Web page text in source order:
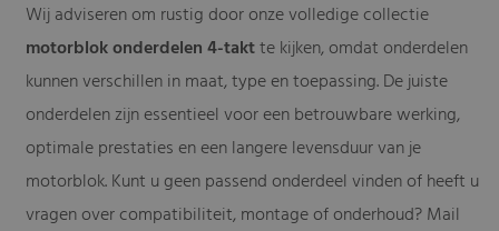
Wij adviseren om rustig door onze volledige collectie
motorblok onderdelen 4-taktte kijken, omdat onderdelen
kunnen verschillen in maat, type en toepassing. De juiste
onderdelen zijn essentieel voor een betrouwbare werking,
optimale prestaties en een langere levensduur van je
motorblok. Kunt u geen passend onderdeel vinden of heeft u
vragen over compatibiliteit, montage of onderhoud? Mail